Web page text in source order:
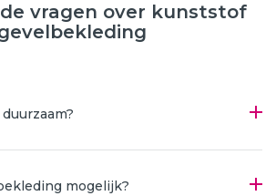
vragen over kunststof
mogelijk?